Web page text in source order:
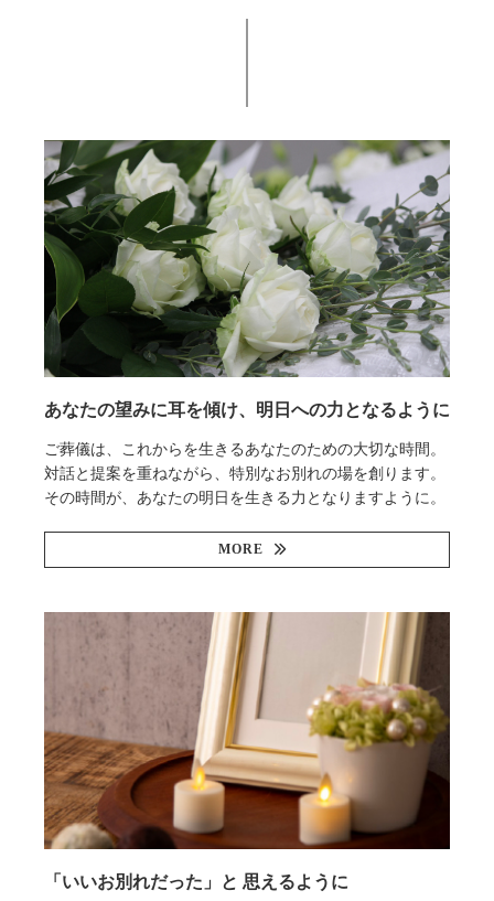
あなたの望みに耳を傾け、明日への力となるように
ご葬儀は、これからを生きるあなたのための大切な時間。
対話と提案を重ねながら、特別なお別れの場を創ります。
その時間が、あなたの明日を生きる力となりますように。
MORE
「いいお別れだった」と 思えるように